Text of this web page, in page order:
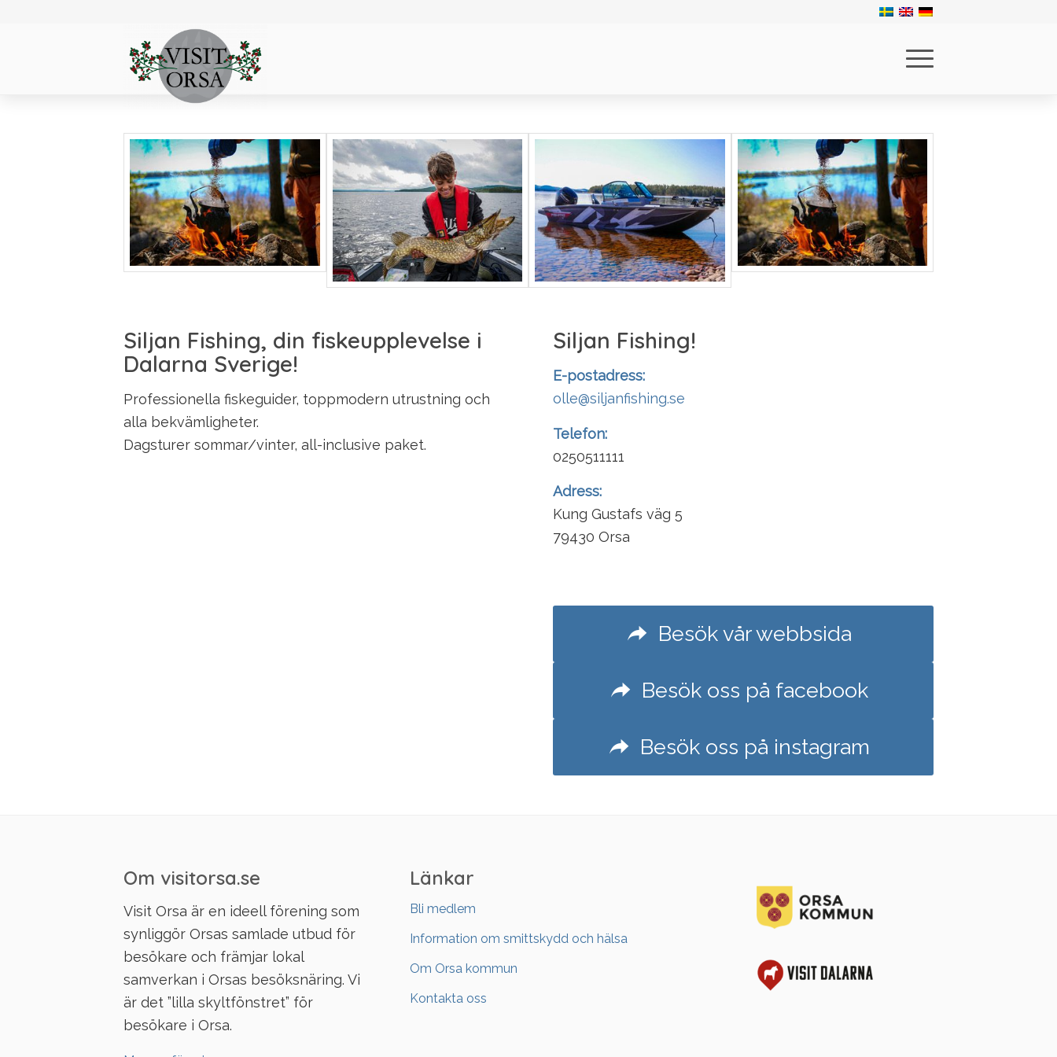
Siljan Fishing, din fiskeupplevelse i
Dalarna Sverige!
Professionella fiskeguider, toppmodern utrustning och
alla bekvämligheter.
Dagsturer sommar/vinter, all-inclusive paket.
Siljan Fishing!
E-postadress:
olle@siljanfishing.se
Telefon:
0250511111
Adress:
Kung Gustafs väg 5
79430 Orsa
Besök vår webbsida
Besök oss på facebook
Besök oss på instagram
Om visitorsa.se
Visit Orsa är en ideell förening som
synliggör Orsas samlade utbud för
besökare och främjar lokal
samverkan i Orsas besöksnäring. Vi
är det ”lilla skyltfönstret” för
besökare i Orsa.
Länkar
Bli medlem
Information om smittskydd och hälsa
Om Orsa kommun
Kontakta oss